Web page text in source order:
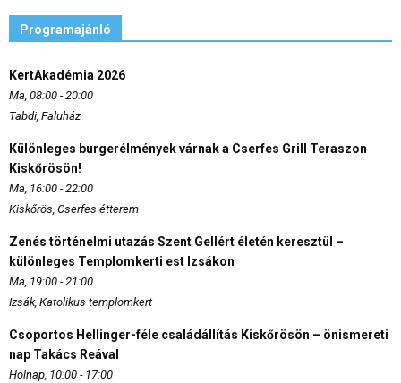
Programajánló
KertAkadémia 2026
Ma, 08:00 - 20:00
Tabdi, Faluház
Különleges burgerélmények várnak a Cserfes Grill Teraszon
Kiskőrösön!
Ma, 16:00 - 22:00
Kiskőrös, Cserfes étterem
Zenés történelmi utazás Szent Gellért életén keresztül –
különleges Templomkerti est Izsákon
Ma, 19:00 - 21:00
Izsák, Katolikus templomkert
Csoportos Hellinger-féle családállítás Kiskőrösön – önismereti
nap Takács Reával
Holnap, 10:00 - 17:00